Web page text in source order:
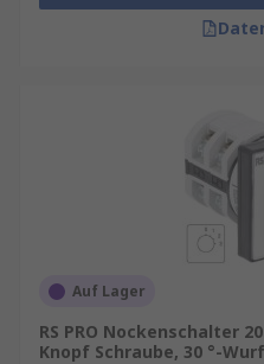
Auf Lager
RS PRO Nockenschalter
Knopf Schraube, 30 °-